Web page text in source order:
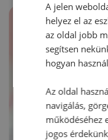
A jelen
helyez el az
az oldal jobb
segítsen
hogyan
Az oldal
navigálás,
működéséhez
jogos